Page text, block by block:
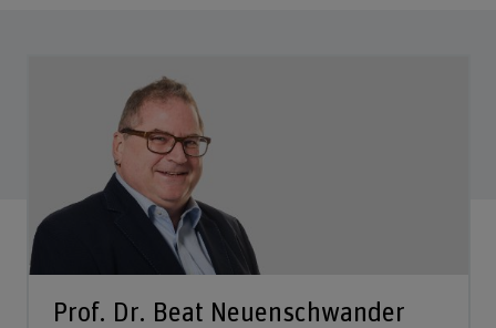
Prof. Dr. Beat Neuenschwander